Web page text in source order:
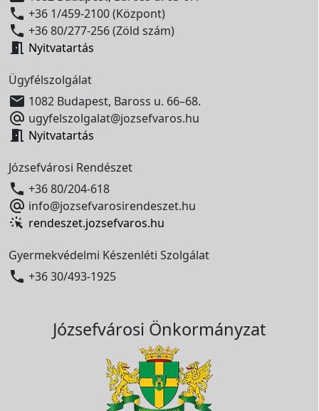
 +36 1/459-2100 (Központ)
 +36 80/277-256 (Zöld szám)
 Nyitvatartás
Ügyfélszolgálat
 1082 Budapest, Baross u. 66–68.
 ugyfelszolgalat@jozsefvaros.hu
 Nyitvatartás
Józsefvárosi Rendészet
 +36 80/204-618
 info@jozsefvarosirendeszet.hu
rendeszet.jozsefvaros.hu
Gyermekvédelmi Készenléti Szolgálat
 +36 30/493-1925
Józsefvárosi Önkormányzat